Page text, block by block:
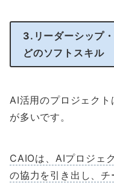
3.リーダーシップ
どのソフトスキル
AI活用のプロジェク
が多いです。
CAIOは、AIプロジェ
の協力を引き出し、